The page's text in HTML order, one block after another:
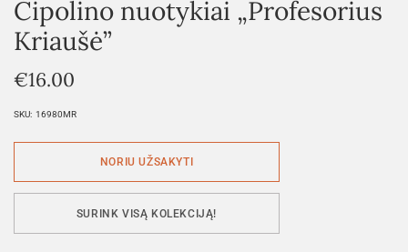
Čipolino nuotykiai „Profesorius
Kriaušė”
€16.00
SKU: 16980MR
SURINK VISĄ KOLEKCIJĄ!